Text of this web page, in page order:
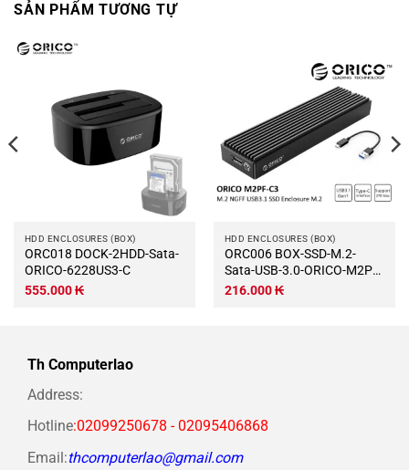
SẢN PHẨM TƯƠNG TỰ
HDD ENCLOSURES (BOX)
ORC018 DOCK-2HDD-Sata-
ORICO-6228US3-C
555.000₭
HDD ENCLOSURES (BOX)
ORC006 BOX-SSD-M.2-
Sata-USB-3.0-ORICO-M2PF-
C3-
216.000₭
Th Computerlao
Address:
Hotline:02099250678 - 02095406868
Email:thcomputerlao@gmail.com